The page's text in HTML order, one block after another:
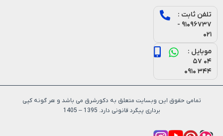
تلفن ثابت :
۹۱۰۹۶۷۳۷ -
۰۲۱
موبایل :
۰۴ ۵۷
۳۴۴ ۰۹۱۰
تمامی حقوق این وبسایت متعلق به دکورشرق می باشد و هر گونه کپی
برداری پیگرد قانونی دارد. 1395 – 1405